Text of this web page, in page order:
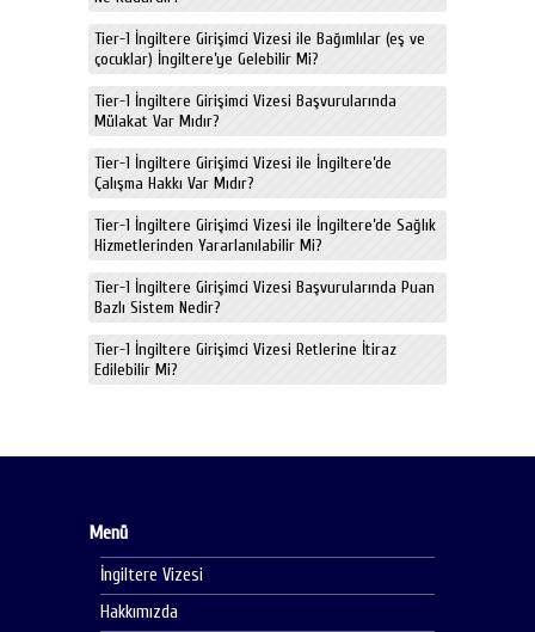
Tier-1 İngiltere Girişimci Vizesi ile Bağımlılar (eş ve
çocuklar) İngiltere’ye Gelebilir Mi?
Tier-1 İngiltere Girişimci Vizesi Başvurularında
Mülakat Var Mıdır?
Tier-1 İngiltere Girişimci Vizesi ile İngiltere’de
Çalışma Hakkı Var Mıdır?
Tier-1 İngiltere Girişimci Vizesi ile İngiltere’de Sağlık
Hizmetlerinden Yararlanılabilir Mi?
Tier-1 İngiltere Girişimci Vizesi Başvurularında Puan
Bazlı Sistem Nedir?
Tier-1 İngiltere Girişimci Vizesi Retlerine İtiraz
Edilebilir Mi?
Menü
İngiltere Vizesi
Hakkımızda